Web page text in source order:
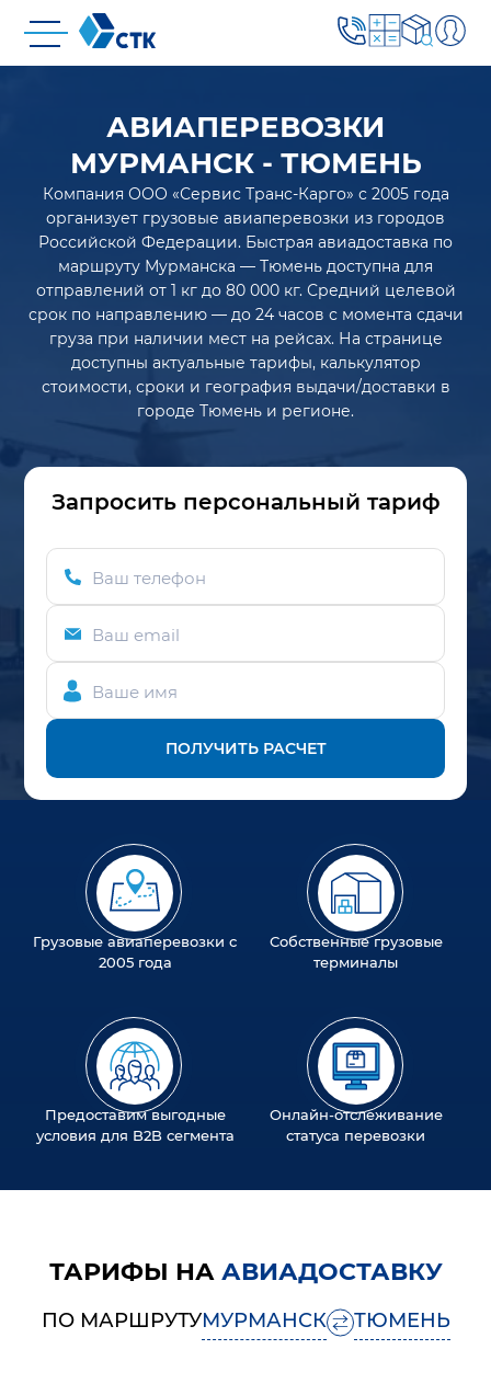
АВИАПЕРЕВОЗКИ
МУРМАНСК - ТЮМЕНЬ
Компания ООО «Сервис Транс-Карго» с 2005 года
организует грузовые авиаперевозки из городов
Российской Федерации. Быстрая авиадоставка по
маршруту Мурманска — Тюмень доступна для
отправлений от 1 кг до 80 000 кг. Средний целевой
срок по направлению — до 24 часов с момента сдачи
груза при наличии мест на рейсах. На странице
доступны актуальные тарифы, калькулятор
стоимости, сроки и география выдачи/доставки в
городе Тюмень и регионе.
Запросить персональный тариф
Ваш телефон
Ваш email
Ваше имя
ПОЛУЧИТЬ РАСЧЕТ
Грузовые авиаперевозки с
2005 года
Собственные грузовые
терминалы
Предоставим выгодные
условия для B2B сегмента
Онлайн-отслеживание
статуса перевозки
ТАРИФЫ НА АВИАДОСТАВКУ
ПО МАРШРУТУМУРМАНСК ТЮМЕНЬ